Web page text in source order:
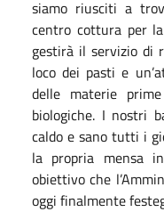
siamo riusciti a
centro cottura per
gestirà il servizio di
loco dei pasti e
delle materie
biologiche. I nostri
caldo e sano tutti i
la propria mensa
obiettivo che
oggi finalmente